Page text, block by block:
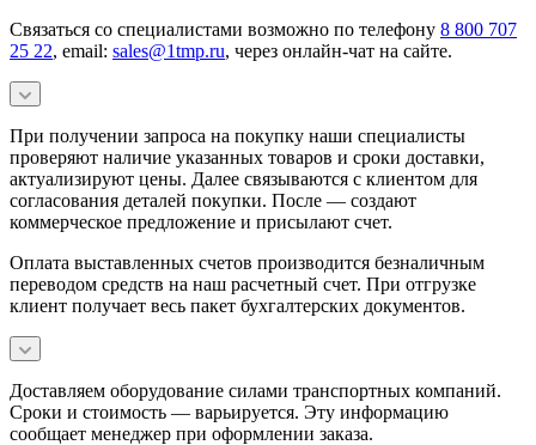
Связаться со специалистами возможно по телефону 8 800 707
25 22, email: sales@1tmp.ru, через онлайн-чат на сайте.
При получении запроса на покупку наши специалисты
проверяют наличие указанных товаров и сроки доставки,
актуализируют цены. Далее связываются с клиентом для
согласования деталей покупки. После — создают
коммерческое предложение и присылают счет.
Оплата выставленных счетов производится безналичным
переводом средств на наш расчетный счет. При отгрузке
клиент получает весь пакет бухгалтерских документов.
Доставляем оборудование силами транспортных компаний.
Сроки и стоимость — варьируется. Эту информацию
сообщает менеджер при оформлении заказа.